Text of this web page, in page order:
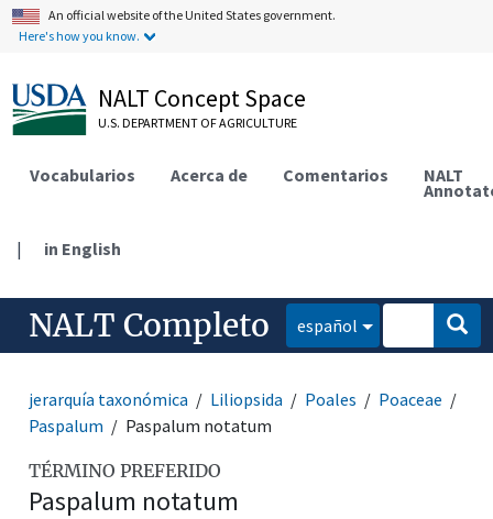
An official website of the United States government.
Here's how you know.
NALT Concept Space
U.S. DEPARTMENT OF AGRICULTURE
Vocabularios Acerca de Comentarios NALT
| in English
NALT Completo español
jerarquía taxonómica Liliopsida Poales
Poaceae
Paspalum
Paspalum notatum
TÉRMINO PREFERIDO
Paspalum notatum